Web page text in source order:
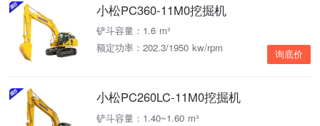
小松PC360-11M0挖掘机
铲斗容量：1.6 m³
额定功率：202.3/1950 kw/rpm
询底价
小松PC260LC-11M0挖掘机
铲斗容量：1.40~1.60 m³